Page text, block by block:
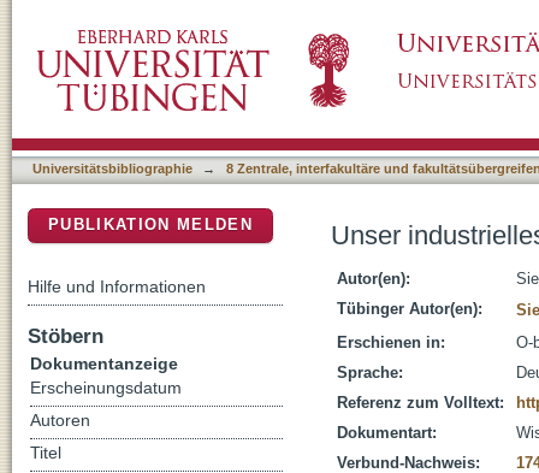
Universitätsbibliographie → 8 Zentrale, interfakultäre und
Unser
Autor(en):
Tübinger Autor(en):
Erschienen in:
O-
Sprache:
Referenz zum Volltext:
Dokumentart:
Verbund-Nachweis:
PUBLIKATION MELDEN
Hilfe und Informationen
Stöbern
Dokumentanzeige
Erscheinungsdatum
Autoren
Titel